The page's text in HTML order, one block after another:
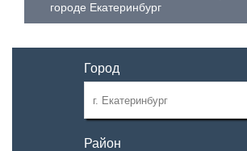
городе Екатеринбург
Город
Район